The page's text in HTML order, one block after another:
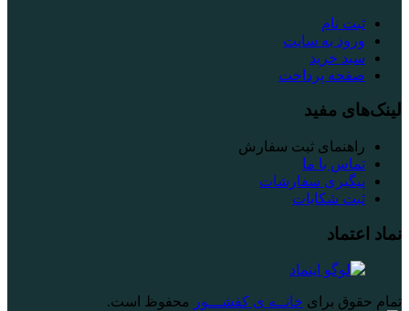
ثبت نام
ورود به سایت
سبد خرید
صفحه پرداخت
لینک‌های مفید
راهنمای ثبت سفارش
تماس با ما
پیگیری سفارشات
ثبت شکایات
نماد اعتماد
تمام حقوق برای خانــه ی کفشـــور محفوظ است.